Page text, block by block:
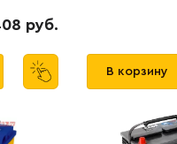
руб.
В корзину